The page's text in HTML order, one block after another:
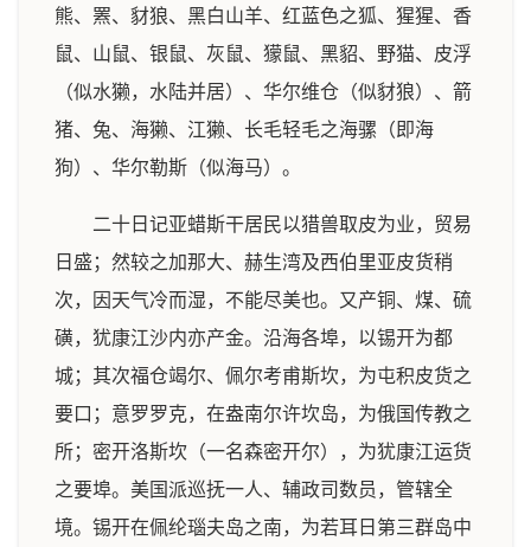
熊、罴、豺狼、黑白山羊、红蓝色之狐、猩猩、香
鼠、山鼠、银鼠、灰鼠、獴鼠、黑貂、野猫、皮浮
（似水獭，水陆并居）、华尔维仓（似豺狼）、箭
猪、兔、海獭、江獭、长毛轻毛之海骡（即海
狗）、华尔勒斯（似海马）。
二十日记亚蜡斯干居民以猎兽取皮为业，贸易
日盛；然较之加那大、赫生湾及西伯里亚皮货稍
次，因天气冷而湿，不能尽美也。又产铜、煤、硫
磺，犹康江沙内亦产金。沿海各埠，以锡开为都
城；其次福仓竭尔、佩尔考甫斯坎，为屯积皮货之
要口；意罗罗克，在盎南尔许坎岛，为俄国传教之
所；密开洛斯坎（一名森密开尔），为犹康江运货
之要埠。美国派巡抚一人、辅政司数员，管辖全
境。锡开在佩纶瑙夫岛之南，为若耳日第三群岛中